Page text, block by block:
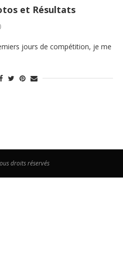
et Résultats
jours de compétition, je me
droits réservés